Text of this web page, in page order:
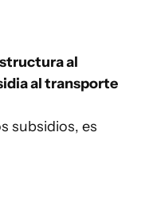
al
al transporte
subsidios, es